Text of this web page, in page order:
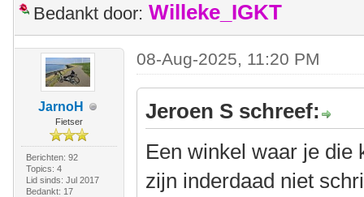
Bedankt door: Willeke_IGKT
JarnoH
Fietser
Berichten: 92
Topics: 4
Lid sinds: Jul 2017
Bedankt: 17
08-Aug-2025, 11:20 PM
Jeroen S schreef:
Een winkel waar je die
zijn inderdaad niet